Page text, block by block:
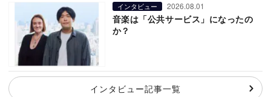
インタビュー 2026.08.01
音楽は「公共サービス」になったの
か？
インタビュー記事一覧